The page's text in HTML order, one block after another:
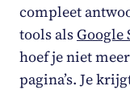
compleet
tools alsGoogle
hoef je niet
pagina’s. Je